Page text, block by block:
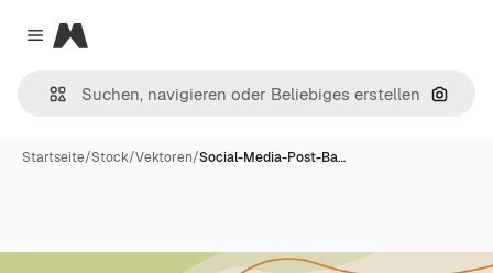
Close menu
Magnific
Nach
Startseite/Stock/Vektoren/Social-Media-Post-Ba…